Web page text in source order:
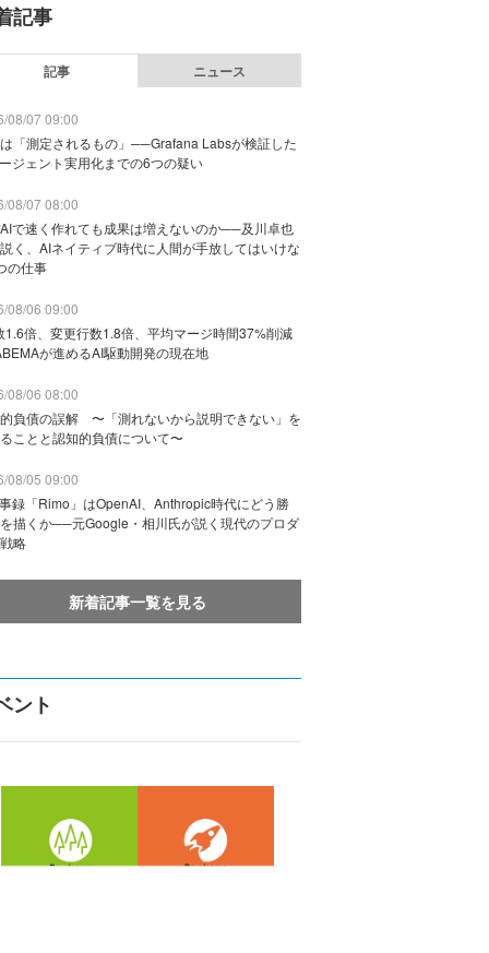
記事
記事 ニュース
08/07 09:00
「測定されるもの」──Grafana Labsが検証した
ジェント実用化までの6つの疑い
08/07 08:00
で速く作れても成果は増えないのか──及川卓也
く、AIネイティブ時代に人間が手放してはいけな
の仕事
08/06 09:00
1.6倍、変更行数1.8倍、平均マージ時間37%削減
が進めるAI駆動開発の現在地
08/06 08:00
負債の誤解 〜「測れないから説明できない」を
ことと認知的負債について〜
08/05 09:00
録「Rimo」はOpenAI、Anthropic時代にどう勝
描くか──元Google・相川氏が説く現代のプロダ
略
新着記事一覧を見る
ント